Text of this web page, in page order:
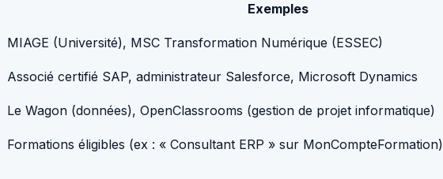
Exemples
MIAGE (Université), MSC Transformation Numérique (ESSEC)
Associé certifié SAP, administrateur Salesforce, Microsoft Dynamics
Le Wagon (données), OpenClassrooms (gestion de projet informatique)
Formations éligibles (ex : « Consultant ERP » sur MonCompteFormation)